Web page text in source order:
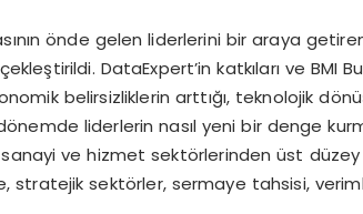
önde gelen liderlerini bir araya
DataExpert’in katkıları ve BMI
belirsizliklerin arttığı, teknolojik
liderlerin nasıl yeni bir denge
sanayi ve hizmet sektörlerinden üst düzey
stratejik sektörler, sermaye tahsisi,